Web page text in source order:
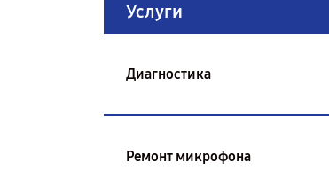
Услуги
Диагностика
Ремонт микрофона